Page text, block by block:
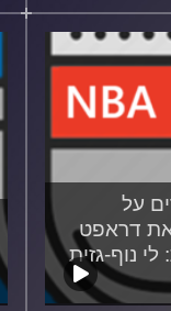
על
דראפט